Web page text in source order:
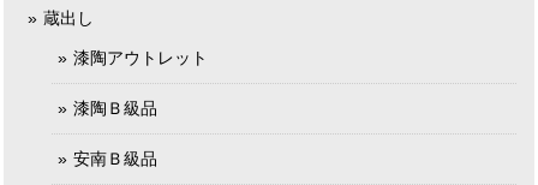
蔵出し
漆陶アウトレット
漆陶Ｂ級品
安南Ｂ級品